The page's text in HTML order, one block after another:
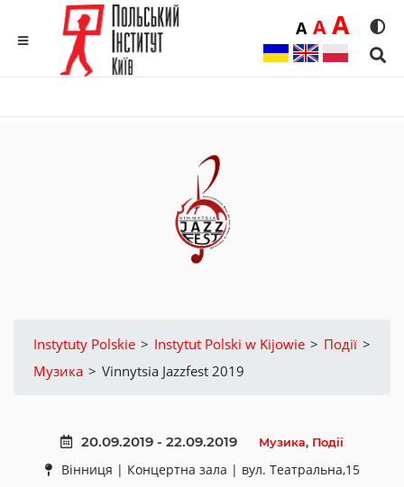
ADomyślna
AŚrednia
A
Instytuty Polskie > Instytut Polski w Kijowie > Події >
Музика > Vinnytsia Jazzfest 2019
20.09.2019 - 22.09.2019 Музика, Події
Вінниця | Концертна зала | вул. Театральна,15